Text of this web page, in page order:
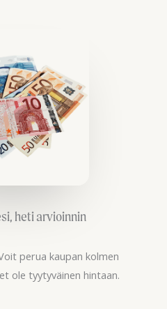
heti arvioinnin
perua kaupan kolmen
ole tyytyväinen hintaan.